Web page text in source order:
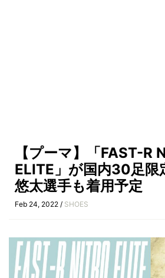
【プーマ】「FAST-R
ELITE」が国内30足限
悠太選手も着用予定
Feb 24, 2022 / SHOES